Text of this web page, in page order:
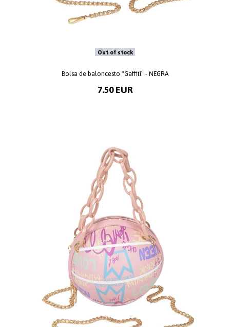
Out of stock
Bolsa de baloncesto "Gaffiti" - NEGRA
7.50 EUR